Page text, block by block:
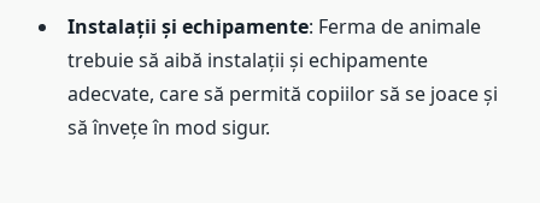
Instalații și echipamente: Ferma de animale
trebuie să aibă instalații și echipamente
adecvate, care să permită copiilor să se joace și
să învețe în mod sigur.